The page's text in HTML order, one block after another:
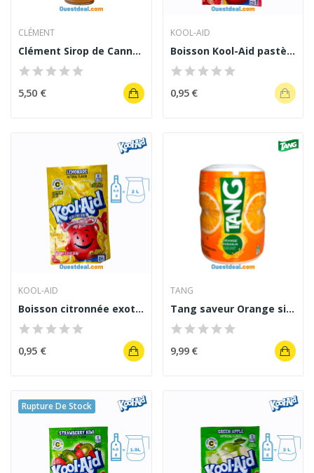
CLÉMENT
Clément Sirop de Canne 70 cl
5,50 €
KOOL-AID
Boisson Kool-Aid pastèque Watermelon 4.3g
0,95 €
KOOL-AID
Boisson citronnée exotique Kool-Aid 6,5 g
0,95 €
TANG
Tang saveur Orange sirop en poudre 566g
9,99 €
Rupture De Stock